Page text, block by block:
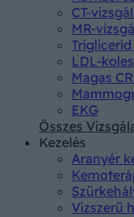
CT-
MR-
LDL-
Magas
EKG
Összes
Kezelés
Aranyér
Vízszerű